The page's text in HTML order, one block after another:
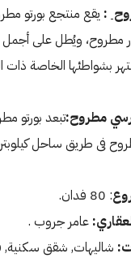
: يقع منتجع بورتو
مطروح، ويُطل على
بشواطئها الخاصة ذات
مطروح:تبعد بورتو
فى طريق ساحل
: 80 فدان.
عامر جروب .
شاليهات, شقق سكنية,